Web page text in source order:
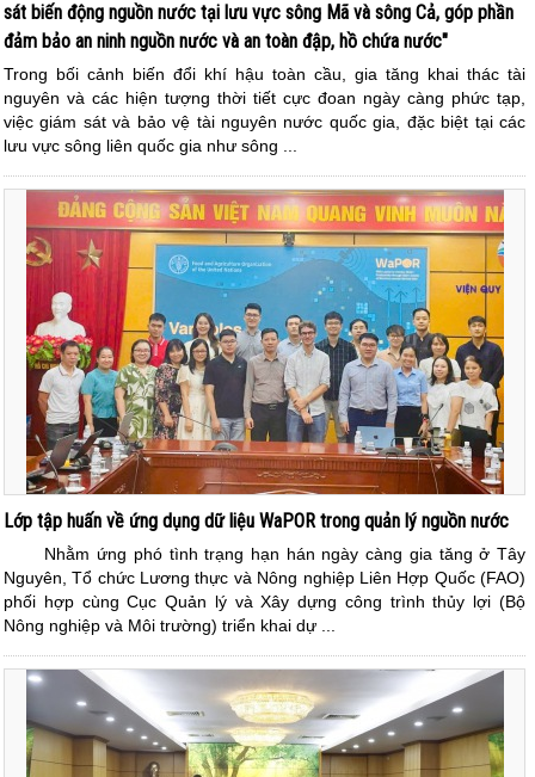
sát biến động nguồn nước tại lưu vực sông Mã và sông Cả, góp phần
đảm bảo an ninh nguồn nước và an toàn đập, hồ chứa nước"
Trong bối cảnh biến đổi khí hậu toàn cầu, gia tăng khai thác tài
nguyên và các hiện tượng thời tiết cực đoan ngày càng phức tạp,
việc giám sát và bảo vệ tài nguyên nước quốc gia, đặc biệt tại các
lưu vực sông liên quốc gia như sông ...
Lớp tập huấn về ứng dụng dữ liệu WaPOR trong quản lý nguồn nước
Nhằm ứng phó tình trạng hạn hán ngày càng gia tăng ở Tây
Nguyên, Tổ chức Lương thực và Nông nghiệp Liên Hợp Quốc (FAO)
phối hợp cùng Cục Quản lý và Xây dựng công trình thủy lợi (Bộ
Nông nghiệp và Môi trường) triển khai dự ...